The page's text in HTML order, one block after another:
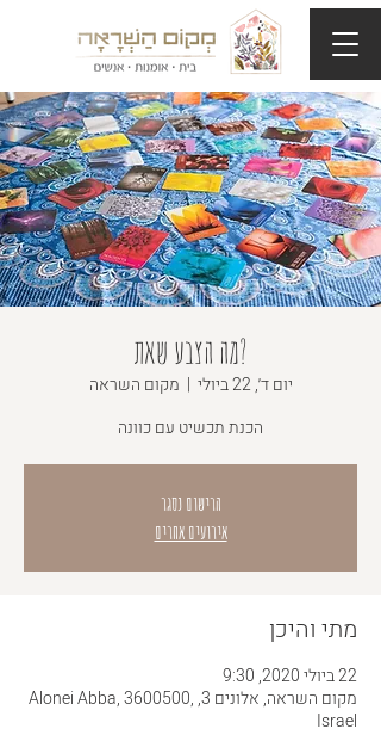
?מה הצבע שאת
יום ד׳, 22 ביולי
  |
מקום השראה
הכנת תכשיט עם כוונה
הרישום נסגר
אירועים אחרים
מתי והיכן
22 ביולי 2020, 9:30
מקום השראה, אלונים 3, Alonei Abba, 3600500,
Israel